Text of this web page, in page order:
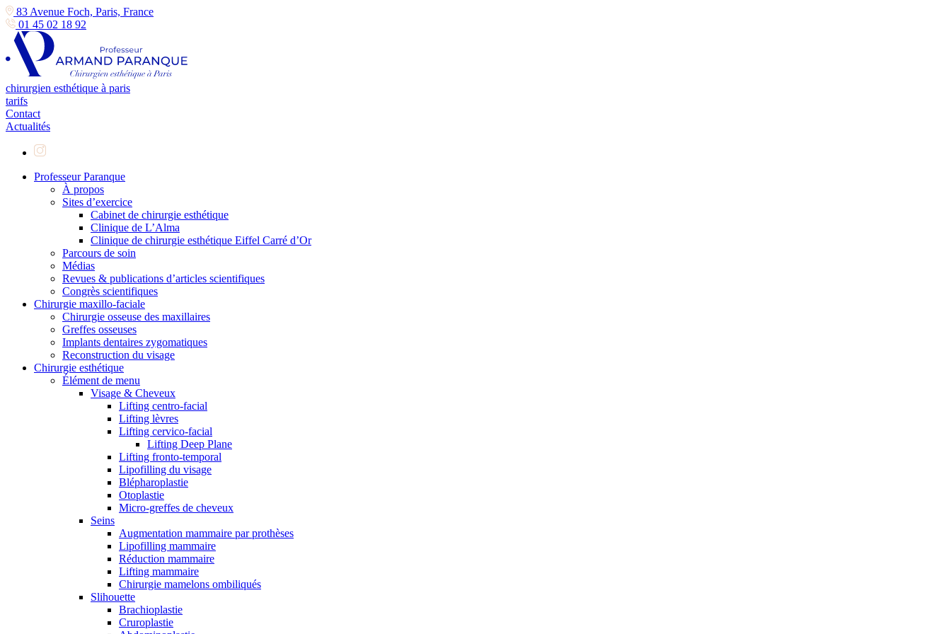
83 Avenue Foch, Paris, France
01 45 02 18 92
chirurgien esthétique à paris
tarifs
Contact
Actualités
Professeur Paranque
À propos
Sites d’exercice
Cabinet de chirurgie esthétique
Clinique de L’Alma
Clinique de chirurgie esthétique Eiffel Carré d’Or
Parcours de soin
Médias
Revues & publications d’articles scientifiques
Congrès scientifiques
Chirurgie maxillo-faciale
Chirurgie osseuse des maxillaires
Greffes osseuses
Implants dentaires zygomatiques
Reconstruction du visage
Chirurgie esthétique
Élément de menu
Visage & Cheveux
Lifting centro-facial
Lifting lèvres
Lifting cervico-facial
Lifting Deep Plane
Lifting fronto-temporal
Lipofilling du visage
Blépharoplastie
Otoplastie
Micro-greffes de cheveux
Seins
Augmentation mammaire par prothèses
Lipofilling mammaire
Réduction mammaire
Lifting mammaire
Chirurgie mamelons ombiliqués
Slihouette
Brachioplastie
Cruroplastie